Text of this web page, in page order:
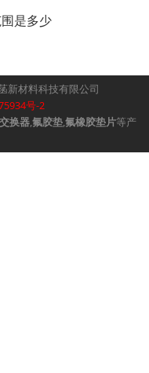
是多少
新材料科技有限公司
号-2
换器,氟胶垫,氟橡胶垫片等产